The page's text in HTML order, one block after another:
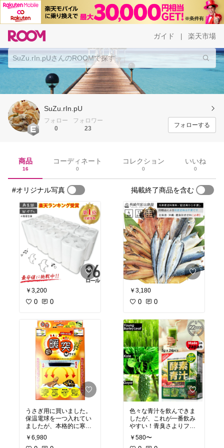
ガイド 楽天市場
SuZu.rIn.pU
フォロー
0
フォロワー
23
フォローする
商品
16
コーディネート
0
コレクション
0
いいね
0
#オリジナル写真 掲載終了商品を含む
￥3,200
0 0
うさぎ用に買いました。
保温電球を一つ入れてい
ましたが、本格的に寒く
なってきて、保温電球だ
けでは寒そうにしていた
￥6,980
￥3,180
0 0
色々な青汁を飲んできま
したが、これが一番飲み
やすい！青臭さよりフル
ーティーさが買ってる気
がします。私は焼酎の青
￥580〜